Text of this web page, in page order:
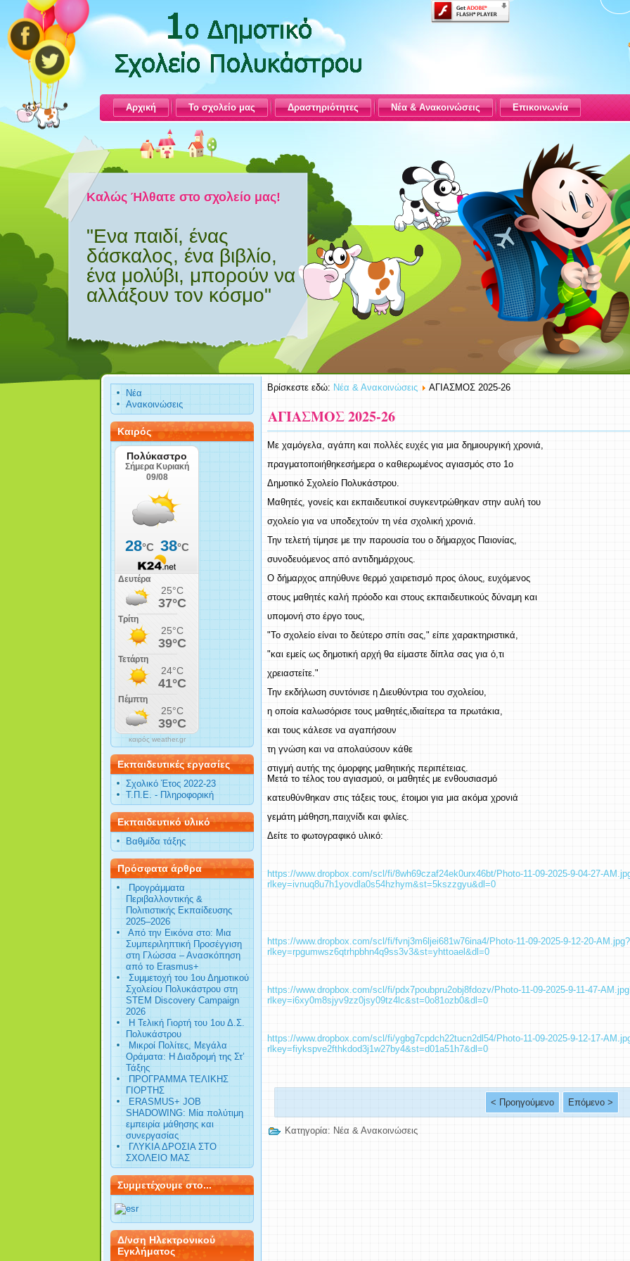
Καλώς Ήλθατε στο σχολείο μας!
"Ενα παιδί, ένας
δάσκαλος, ένα βιβλίο,
ένα μολύβι, μπορούν να
αλλάξουν τον κόσμο"
Αρχική Το σχολείο μας Δραστηριότητες Νέα & Ανακοινώσεις Επικοινωνία
Νέα
Ανακοινώσεις
Καιρός
καιρός weather.gr
Εκπαιδευτικές εργασίες
Σχολικό Έτος 2022-23
Τ.Π.Ε. - Πληροφορική
Εκπαιδευτικό υλικό
Βαθμίδα τάξης
Πρόσφατα άρθρα
Προγράμματα
Περιβαλλοντικής &
Πολιτιστικής Εκπαίδευσης
2025–2026
Από την Εικόνα στο: Μια
Συμπεριληπτική Προσέγγιση
στη Γλώσσα – Ανασκόπηση
από το Erasmus+
Συμμετοχή του 1ου Δημοτικού
Σχολείου Πολυκάστρου στη
STEM Discovery Campaign
2026
Η Τελική Γιορτή του 1ου Δ.Σ.
Πολυκάστρου
Μικροί Πολίτες, Μεγάλα
Οράματα: Η Διαδρομή της Στ’
Τάξης
ΠΡΟΓΡΑΜΜΑ ΤΕΛΙΚΗΣ
ΓΙΟΡΤΗΣ
ERASMUS+ JOB
SHADOWING: Μία πολύτιμη
εμπειρία μάθησης και
συνεργασίας
ΓΛΥΚΙΑ ΔΡΟΣΙΑ ΣΤΟ
ΣΧΟΛΕΙΟ ΜΑΣ
Συμμετέχουμε στο...
Δ/νση Ηλεκτρονικού
Εγκλήματος
Βρίσκεστε εδώ: Νέα & Ανακοινώσεις ΑΓΙΑΣΜΟΣ 2025-26
ΑΓΙΑΣΜΟΣ 2025-26
Με χαμόγελα, αγάπη και πολλές ευχές για μια δημιουργική χρονιά,
πραγματοποιήθηκεσήμερα ο καθιερωμένος αγιασμός στο 1ο
Δημοτικό Σχολείο Πολυκάστρου.
Μαθητές, γονείς και εκπαιδευτικοί συγκεντρώθηκαν στην αυλή του
σχολείο για να υποδεχτούν τη νέα σχολική χρονιά.
Την τελετή τίμησε με την παρουσία του ο δήμαρχος Παιονίας,
συνοδευόμενος από αντιδημάρχους.
Ο δήμαρχος απηύθυνε θερμό χαιρετισμό προς όλους, ευχόμενος
στους μαθητές καλή πρόοδο και στους εκπαιδευτικούς δύναμη και
υπομονή στο έργο τους,
"Το σχολείο είναι το δεύτερο σπίτι σας," είπε χαρακτηριστικά,
"και εμείς ως δημοτική αρχή θα είμαστε δίπλα σας για ό,τι
χρειαστείτε."
Την εκδήλωση συντόνισε η Διευθύντρια του σχολείου,
η οποία καλωσόρισε τους μαθητές,ιδιαίτερα τα πρωτάκια,
και τους κάλεσε να αγαπήσουν
τη γνώση και να απολαύσουν κάθε
στιγμή αυτής της όμορφης μαθητικής περιπέτειας.
Μετά το τέλος του αγιασμού, οι μαθητές με ενθουσιασμό
κατευθύνθηκαν στις τάξεις τους, έτοιμοι για μια ακόμα χρονιά
γεμάτη μάθηση,παιχνίδι και φιλίες.
Δείτε το φωτογραφικό υλικό:
https://www.dropbox.com/scl/fi/8wh69czaf24ek0urx46bt/Photo-11-09-2025-9-04-27-
rlkey=ivnuq8u7h1yovdla0s54hzhym&st=5kszzgyu&dl=0
https://www.dropbox.com/scl/fi/fvnj3m6ljei681w76ina4/Photo-11-09-2025-9-12-20-AM.jpg?
rlkey=rpgumwsz6qtrhpbhn4q9ss3v3&st=yhttoael&dl=0
https://www.dropbox.com/scl/fi/pdx7poubpru2obj8fdozv/Photo-11-09-2025-9-11-47-
rlkey=i6xy0m8sjyv9zz0jsy09tz4lc&st=0o81ozb0&dl=0
https://www.dropbox.com/scl/fi/ygbg7cpdch22tucn2dl54/Photo-11-09-2025-9-12-17-
rlkey=fiykspve2fthkdod3j1w27by4&st=d01a51h7&dl=0
< Προηγούμενο Επόμενο >
Κατηγορία: Νέα & Ανακοινώσεις